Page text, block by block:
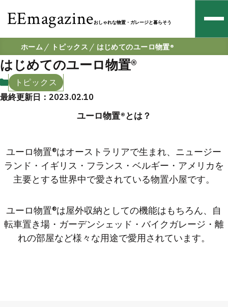
EEmagazineおしゃれな物置・ガレージと暮らそう
ホーム トピックス はじめてのユーロ物置®
はじめてのユーロ物置®
トピックス
最終更新日：2023.02.10
ユーロ物置®とは？
ユーロ物置®はオーストラリアで生まれ、ニュージー
ランド・イギリス・フランス・ベルギー・アメリカを
主要とする世界中で愛されている物置小屋です。
ユーロ物置®は屋外収納としての機能はもちろん、自
転車置き場・ガーデンシェッド・バイクガレージ・離
れの部屋など様々な用途で愛用されています。